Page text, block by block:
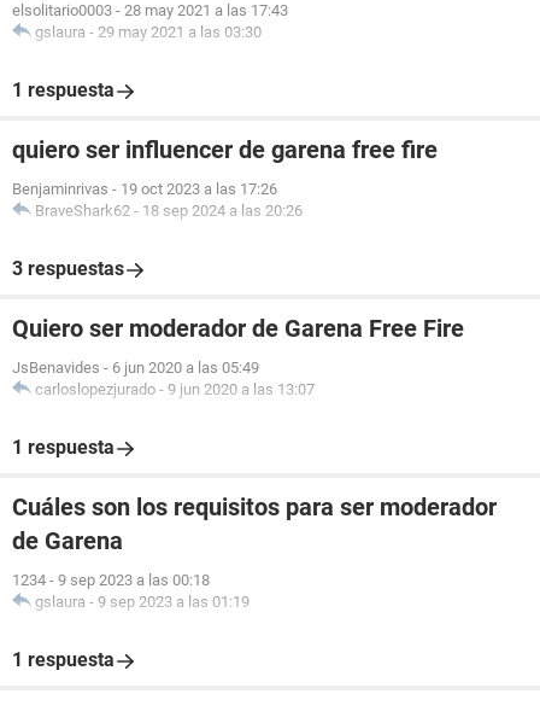
elsolitario0003 - 28 may 2021 a las 17:43
gslaura - 29 may 2021 a las 03:30
1 respuesta
quiero ser influencer de garena free fire
Benjaminrivas - 19 oct 2023 a las 17:26
BraveShark62 - 18 sep 2024 a las 20:26
3 respuestas
Quiero ser moderador de Garena Free Fire
JsBenavides - 6 jun 2020 a las 05:49
carloslopezjurado - 9 jun 2020 a las 13:07
1 respuesta
Cuáles son los requisitos para ser moderador
de Garena
1234 - 9 sep 2023 a las 00:18
gslaura - 9 sep 2023 a las 01:19
1 respuesta